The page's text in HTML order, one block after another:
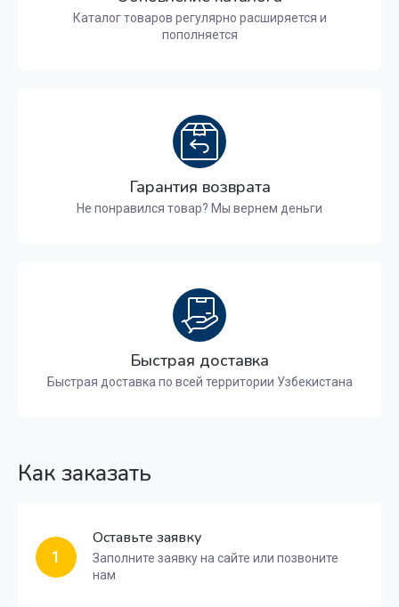
Каталог товаров регулярно расширяется и
пополняется
Гарантия возврата
Не понравился товар? Мы вернем деньги
Быстрая доставка
Быстрая доставка по всей территории Узбекистана
Как заказать
1
Оставьте заявку
Заполните заявку на сайте или позвоните
нам